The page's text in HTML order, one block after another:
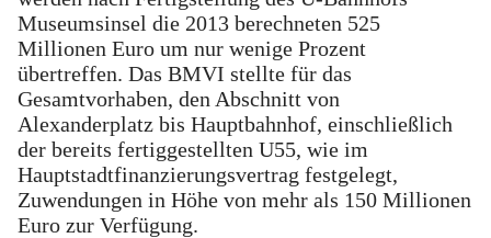
Museumsinsel die 2013 berechneten 525
Millionen Euro um nur wenige Prozent
übertreffen. Das BMVI stellte für das
Gesamtvorhaben, den Abschnitt von
Alexanderplatz bis Hauptbahnhof, einschließlich
der bereits fertiggestellten U55, wie im
Hauptstadtfinanzierungsvertrag festgelegt,
Zuwendungen in Höhe von mehr als 150 Millionen
Euro zur Verfügung.